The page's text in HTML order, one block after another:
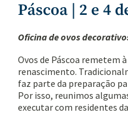
Páscoa | 2 e 4
Oficina de ovos
Ovos de Páscoa remetem
renascimento.
faz parte da preparação
Por isso, reunimos
executar com residentes